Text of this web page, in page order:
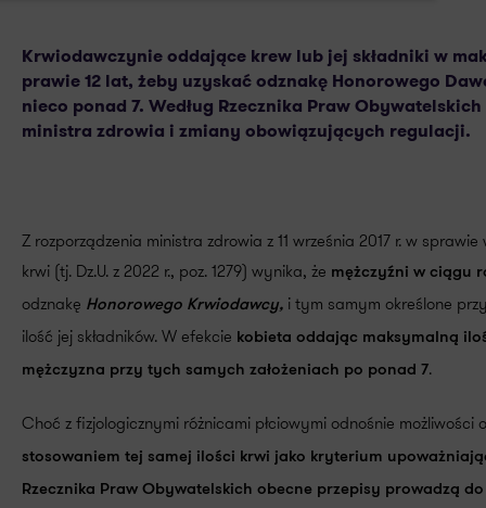
Krwiodawczynie oddające krew lub jej składniki w
prawie 12 lat, żeby uzyskać odznakę Honorowego
nieco ponad 7. Według Rzecznika Praw
ministra zdrowia i zmiany obowiązujących regulacji.
Z rozporządzenia ministra zdrowia z 11 września 2017 r. w
krwi (tj. Dz.U. z 2022 r., poz. 1279) wynika, że mężczyźni w ciągu
odznakę Honorowego Krwiodawcy, i tym samym określone
ilość jej składników. W efekcie kobieta oddając maksymalną
mężczyzna przy tych samych założeniach po ponad 7.
Choć z fizjologicznymi różnicami płciowymi odnośnie
stosowaniem tej samej ilości krwi jako kryterium
Rzecznika Praw Obywatelskich obecne przepisy prowadzą